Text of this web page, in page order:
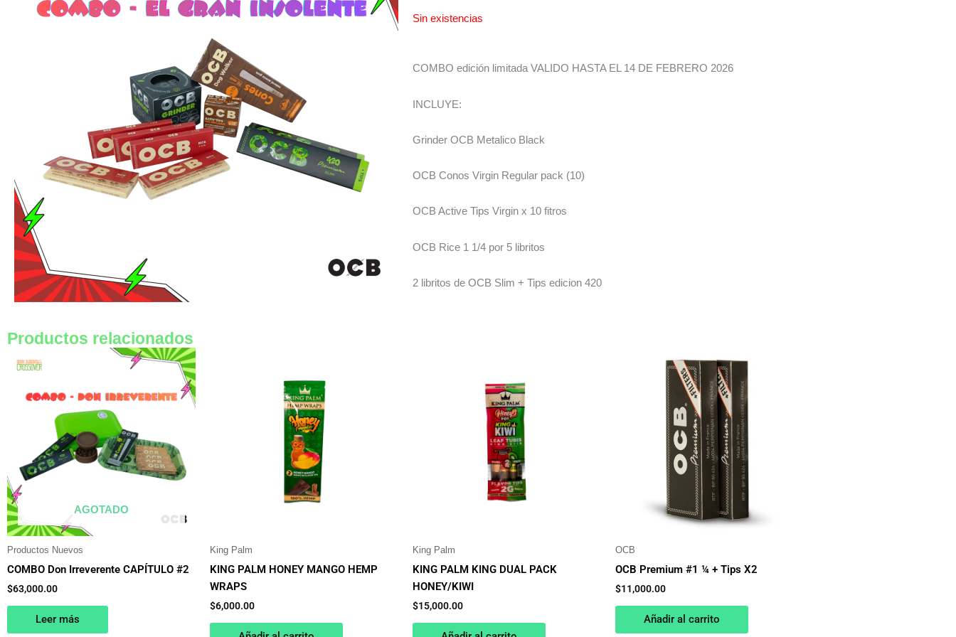
Sin existencias
COMBO edición limitada VALIDO HASTA EL 14 DE FEBRERO 2026
INCLUYE:
Grinder OCB Metalico Black
OCB Conos Virgin Regular pack (10)
OCB Active Tips Virgin x 10 fitros
OCB Rice 1 1/4 por 5 libritos
2 libritos de OCB Slim + Tips edicion 420
Productos relacionados
AGOTADO
Productos Nuevos
COMBO Don Irreverente CAPÍTULO #2
$63,000.00
Leer más
King Palm
KING PALM HONEY MANGO HEMP
WRAPS
$6,000.00
King Palm
KING PALM KING DUAL PACK
HONEY/KIWI
$15,000.00
OCB
OCB Premium #1 ¼ + Tips X2
$11,000.00
Añadir al carrito